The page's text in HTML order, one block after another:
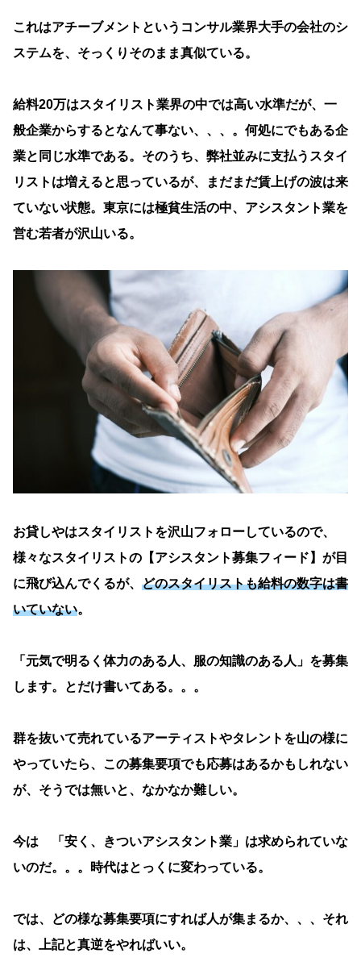
これはアチーブメントというコンサル業界大手の会社のシ
ステムを、そっくりそのまま真似ている。
給料20万はスタイリスト業界の中では高い水準だが、一
般企業からするとなんて事ない、、、。何処にでもある企
業と同じ水準である。そのうち、弊社並みに支払うスタイ
リストは増えると思っているが、まだまだ賃上げの波は来
ていない状態。東京には極貧生活の中、アシスタント業を
営む若者が沢山いる。
お貸しやはスタイリストを沢山フォローしているので、
様々なスタイリストの【アシスタント募集フィード】が目
に飛び込んでくるが、 どのスタイリストも給料の数字は書
いていない。
「元気で明るく体力のある人、服の知識のある人」を募集
します。とだけ書いてある。。。
群を抜いて売れているアーティストやタレントを山の様に
やっていたら、この募集要項でも応募はあるかもしれない
が、そうでは無いと、なかなか難しい。
今は 「安く、きついアシスタント業」は求められていな
いのだ。。。時代はとっくに変わっている。
では、どの様な募集要項にすれば人が集まるか、、、それ
は、上記と真逆をやればいい。